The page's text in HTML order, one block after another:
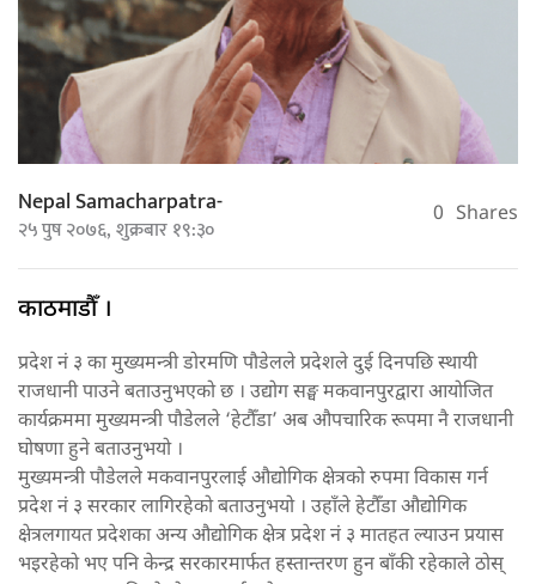
Nepal Samacharpatra-
२५ पुष २०७६, शुक्रबार १९:३० 0 Shares
काठमाडाैँ ।
प्रदेश नं ३ का मुख्यमन्त्री डोरमणि पौडेलले प्रदेशले दुई दिनपछि स्थायी
राजधानी पाउने बताउनुभएको छ । उद्योग सङ्घ मकवानपुरद्वारा आयोजित
कार्यक्रममा मुख्यमन्त्री पौडेलले ‘हेटौँडा’ अब औपचारिक रूपमा नै राजधानी
घोषणा हुने बताउनुभयो ।
मुख्यमन्त्री पौडेलले मकवानपुरलाई औद्योगिक क्षेत्रको रुपमा विकास गर्न
प्रदेश नं ३ सरकार लागिरहेको बताउनुभयो । उहाँले हेटौँडा औद्योगिक
क्षेत्रलगायत प्रदेशका अन्य औद्योगिक क्षेत्र प्रदेश नं ३ मातहत ल्याउन प्रयास
भइरहेको भए पनि केन्द्र सरकारमार्फत हस्तान्तरण हुन बाँकी रहेकाले ठोस्